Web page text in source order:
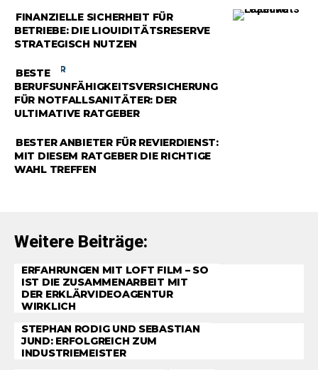
RATGEBER
FINANZIELLE SICHERHEIT FÜR
BETRIEBE: DIE LIQUIDITÄTSRESERVE
STRATEGISCH NUTZEN
RATGEBER
BESTE
BERUFSUNFÄHIGKEITSVERSICHERUNG
FÜR NOTFALLSANITÄTER: DER
ULTIMATIVE RATGEBER
RATGEBER
BESTER ANBIETER FÜR REVIERDIENST:
MIT DIESEM RATGEBER DIE RICHTIGE
WAHL TREFFEN
Weitere Beiträge:
ERFAHRUNGEN MIT LOFT FILM – SO
IST DIE ZUSAMMENARBEIT MIT
DER ERKLÄRVIDEOAGENTUR
WIRKLICH
STEPHAN RODIG UND SEBASTIAN
JUND: ERFOLGREICH ZUM
INDUSTRIEMEISTER